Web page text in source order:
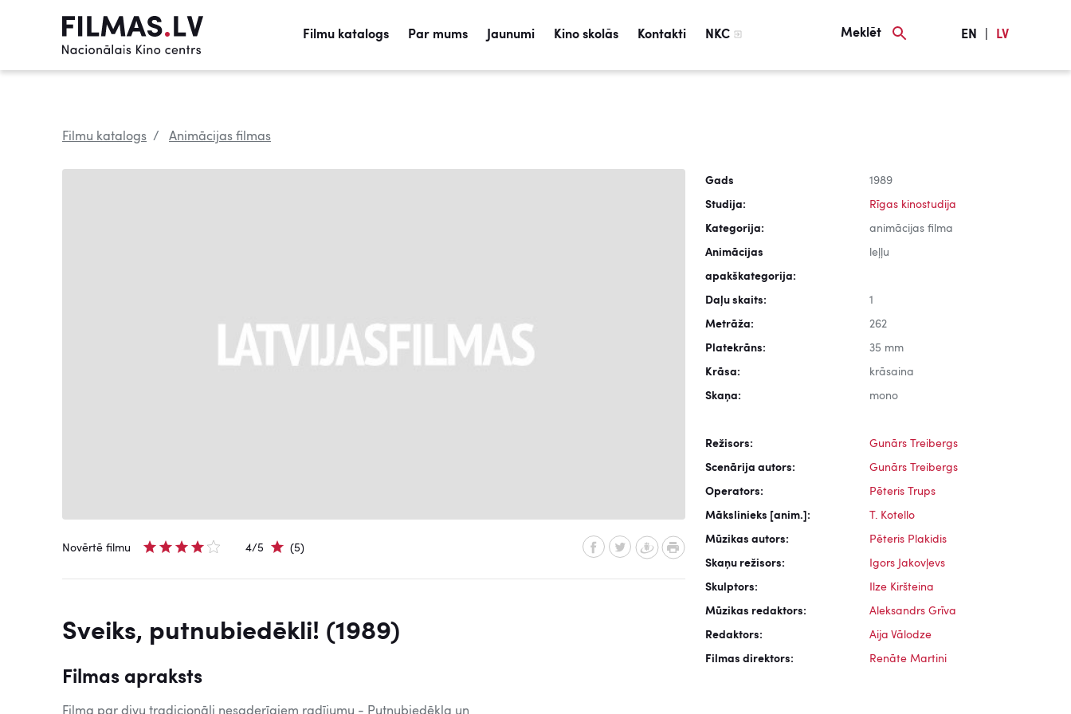
Filmu katalogs Par mums Jaunumi Kino skolās Kontakti NKC Meklēt EN LV
Filmu katalogs Animācijas filmas
Novērtē filmu 4/5 (5)
Sveiks, putnubiedēkli! (1989)
Filmas apraksts
Gads 1989
Studija: Rīgas kinostudija
Kategorija: animācijas filma
Animācijas
apakškategorija:
leļļu
Daļu skaits: 1
Metrāža: 262
Platekrāns: 35 mm
Krāsa: krāsaina
Skaņa: mono
Režisors: Gunārs Treibergs
Scenārija autors: Gunārs Treibergs
Operators: Pēteris Trups
Mākslinieks [anim.]: T. Kotello
Mūzikas autors: Pēteris Plakidis
Skaņu režisors: Igors Jakovļevs
Skulptors: Ilze Kiršteina
Mūzikas redaktors: Aleksandrs Grīva
Redaktors: Aija Vālodze
Filmas direktors: Renāte Martini